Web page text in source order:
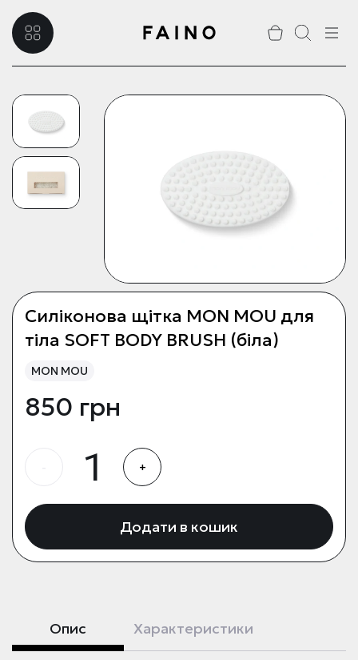
Силіконова щітка MON MOU для
тіла SOFT BODY BRUSH (біла)
MON MOU
850 грн
+
Додати в кошик
Опис Характеристики